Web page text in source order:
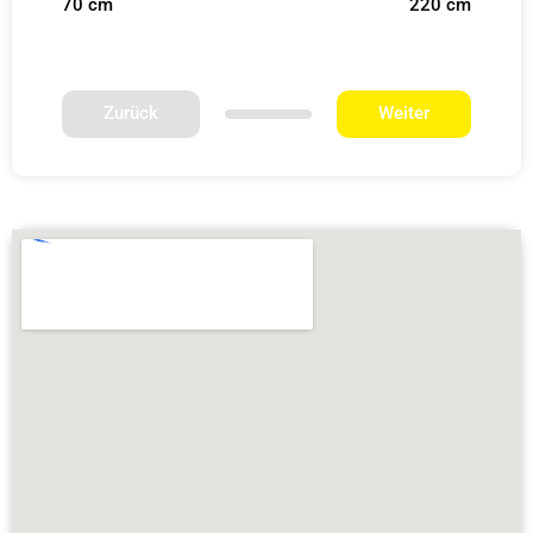
70 cm 220 cm
Zurück Weiter